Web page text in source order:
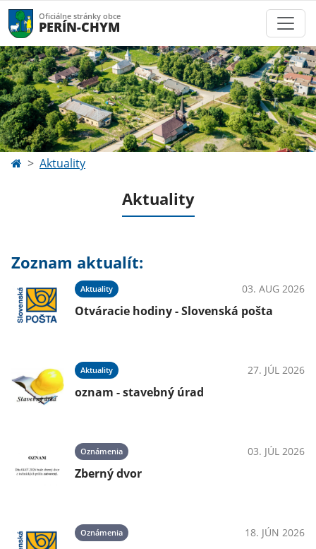
Oficiálne stránky obce
PERÍN-CHYM
Aktuality
Aktuality
Zoznam aktualít:
Aktuality 03. AUG 2026
Otváracie hodiny - Slovenská pošta
Aktuality 27. JÚL 2026
oznam - stavebný úrad
Oznámenia 03. JÚL 2026
Zberný dvor
Oznámenia 18. JÚN 2026